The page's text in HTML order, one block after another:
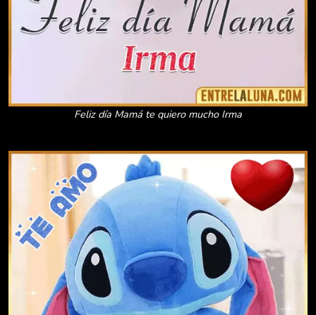
Feliz día Mamá te quiero mucho Irma